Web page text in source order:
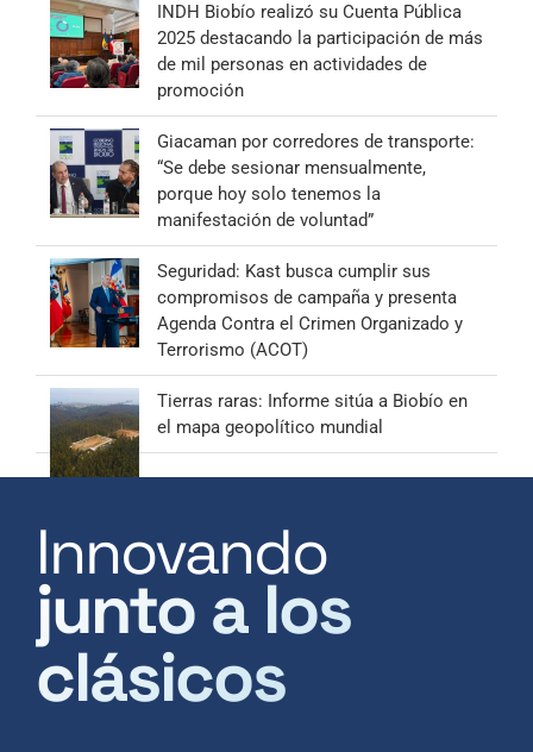
INDH Biobío realizó su Cuenta Pública
2025 destacando la participación de más
de mil personas en actividades de
promoción
Giacaman por corredores de transporte:
“Se debe sesionar mensualmente,
porque hoy solo tenemos la
manifestación de voluntad”
Seguridad: Kast busca cumplir sus
compromisos de campaña y presenta
Agenda Contra el Crimen Organizado y
Terrorismo (ACOT)
Tierras raras: Informe sitúa a Biobío en
el mapa geopolítico mundial
Innovando
junto a los
clásicos